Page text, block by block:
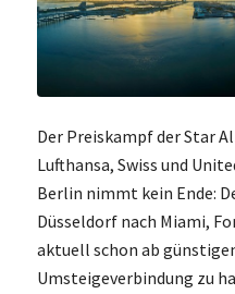
Der Preiskampf der Star
Lufthansa, Swiss und
Berlin nimmt kein Ende:
Düsseldorf nach Miami,
aktuell schon ab
Umsteigeverbindung zu